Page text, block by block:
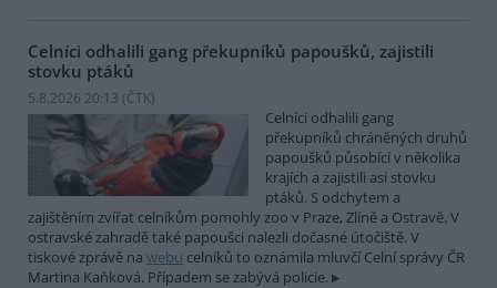
Celníci odhalili gang překupníků papoušků, zajistili
stovku ptáků
5.8.2026 20:13 (ČTK)
Celníci odhalili gang
překupníků chráněných druhů
papoušků působící v několika
krajích a zajistili asi stovku
ptáků. S odchytem a
zajištěním zvířat celníkům pomohly zoo v Praze, Zlíně a Ostravě. V
ostravské zahradě také papoušci nalezli dočasné útočiště. V
tiskové zprávě na webu celníků to oznámila mluvčí Celní správy ČR
Martina Kaňková. Případem se zabývá policie.